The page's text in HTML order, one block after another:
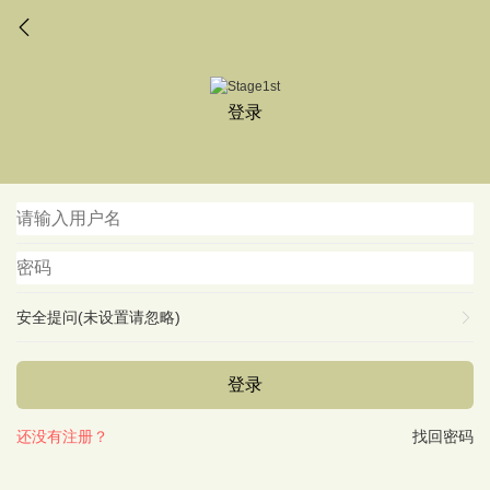
登录
安全提问(未设置请忽略)
登录
找回密码
还没有注册？